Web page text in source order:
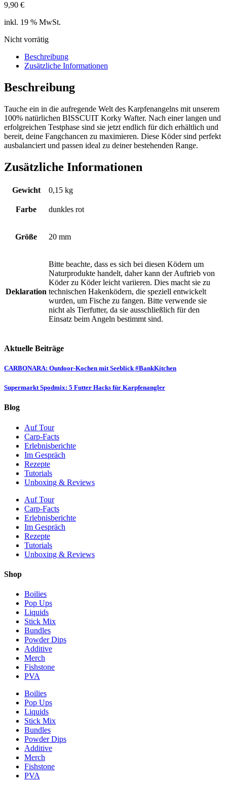
9,90 €
inkl. 19 % MwSt.
Nicht vorrätig
Beschreibung
Zusätzliche Informationen
Beschreibung
Tauche ein in die aufregende Welt des Karpfenangelns mit unserem
100% natürlichen BISSCUIT Korky Wafter. Nach einer langen und
erfolgreichen Testphase sind sie jetzt endlich für dich erhältlich und
bereit, deine Fangchancen zu maximieren. Diese Köder sind perfekt
ausbalanciert und passen ideal zu deiner bestehenden Range.
Zusätzliche Informationen
Gewicht 0,15 kg
Farbe dunkles rot
Größe 20 mm
Deklaration
Bitte beachte, dass es sich bei diesen Ködern um
Naturprodukte handelt, daher kann der Auftrieb von
Köder zu Köder leicht variieren. Dies macht sie zu
technischen Hakenködern, die speziell entwickelt
wurden, um Fische zu fangen. Bitte verwende sie
nicht als Tierfutter, da sie ausschließlich für den
Einsatz beim Angeln bestimmt sind.
Aktuelle Beiträge
CARBONARA: Outdoor-Kochen mit Seeblick #BankKitchen
Supermarkt Spodmix: 5 Futter Hacks für Karpfenangler
Blog
Auf Tour
Carp-Facts
Erlebnisberichte
Im Gespräch
Rezepte
Tutorials
Unboxing & Reviews
Auf Tour
Carp-Facts
Erlebnisberichte
Im Gespräch
Rezepte
Tutorials
Unboxing & Reviews
Shop
Boilies
Pop Ups
Liquids
Stick Mix
Bundles
Powder Dips
Additive
Merch
Fishstone
PVA
Boilies
Pop Ups
Liquids
Stick Mix
Bundles
Powder Dips
Additive
Merch
Fishstone
PVA